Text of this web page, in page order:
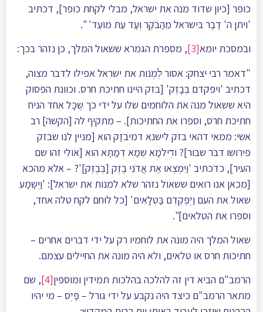
כופר [כיון שדוד מנה את ישראל, מבלי לקחת כופר], דכתיב
'ויתן ה' דֶבֶר בישראל מֵהַבֹּקֶר וְעַד עֵת מוֹעֵד' ".
ובמסכת יומא[3]
, מספרת הגמרא ששאול המלך, כן נזהר בכך:
"דאמר רבי יצחק: אסור לׅמְנות את ישראל אפילו לדבר מצוה,
דכתיב 'ויפקדם בְּבָזֶק' [בזק היינו חתיכת חרס. וכוונת הפסוק
היא ששאול מנה את הלוחמים שלו על ידי כך שֶכָּל אחד הניח
חתיכת חרס, וספרו את החתיכות]. – מתקיף לה [הקשה] רב
אשי: ממאי דהאי בזק לישנא דמיבזַק הוא [מניין לנו שבזק
פירושו דבר שבור]? ודׅילמַא שְמַא דְמַתַא הוא [אולי זהו שם
העיר], כדכתיב 'וַיִּמְצְאוּ אֶת אֲדֹנִי בֶזֶק [בְּבֶזֶק]'? – אלא מהכא
[מכאן אנו רואים ששאול נזהר שלא למנות את ישראל]: 'וַיְשַמַע
שאול את העם וַיׅפְקְדֵם בַּטְלָאִים' [כל לוחם לקח טלה אחד,
וספרו את הטלאים]".
שאול המלך היה מונה את לוחמיו רק על ידי דברים אחרים –
חתיכות חרס או טלאים, ולא היה מונה את החיילים עצמם.
הרמב"ם הביא דין זה להלכה בהלכות תמידין ומוספין[4]
, שם
מתאר הרמב"ם כיצד היה נקבע על ידי גורל – פַּיׅס – מי יהיו